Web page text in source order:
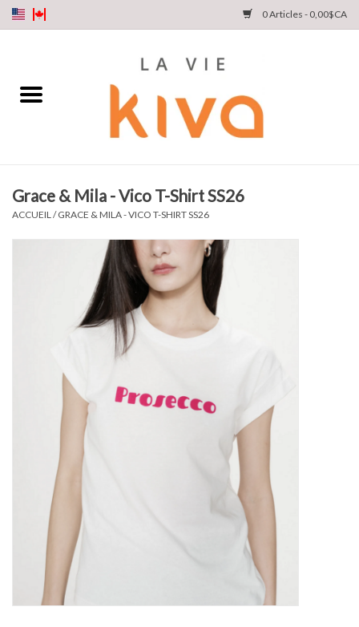
0 Articles - 0,00$CA
MAGASINEZ
NOTRE HISTOIRE
Grace & Mila - Vico T-Shirt SS26
ACCUEIL /GRACE & MILA - VICO T-SHIRT SS26